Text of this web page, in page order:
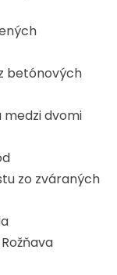
betónových
dvomi
zo zváraných